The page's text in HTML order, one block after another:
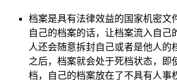
档案是具有法律效益的国家机密文
自己的档案的话，让档案流入自己
人还会随意拆封自己或者是他人的
之后，档案就会处于死档状态，即
档，自己的档案放在了不具有人事